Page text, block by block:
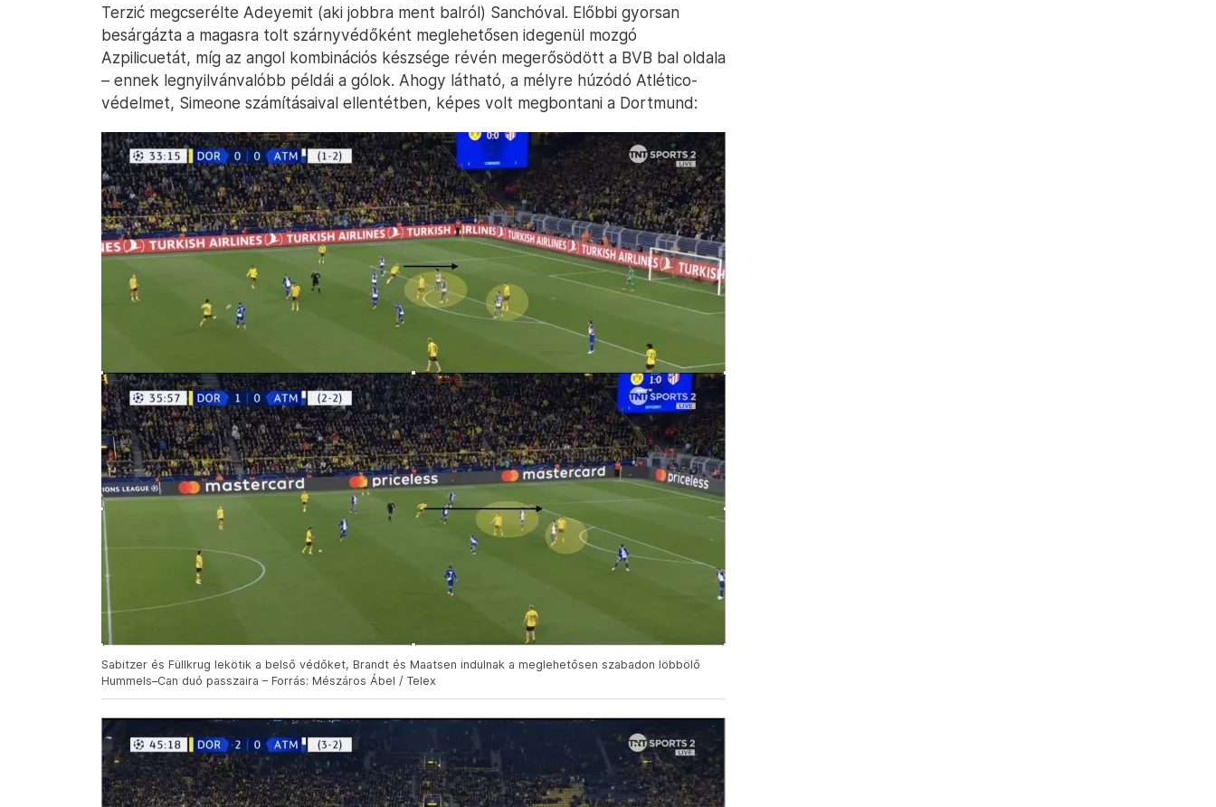
Terzić megcserélte Adeyemit (aki jobbra ment balról) Sanchóval. Előbbi gyorsan
besárgázta a magasra tolt szárnyvédőként meglehetősen idegenül mozgó
Azpilicuetát, míg az angol kombinációs készsége révén megerősödött a BVB bal oldala
– ennek legnyilvánvalóbb példái a gólok. Ahogy látható, a mélyre húzódó Atlético-
védelmet, Simeone számításaival ellentétben, képes volt megbontani a Dortmund:
Sabitzer és Füllkrug lekötik a belső védőket, Brandt és Maatsen indulnak a meglehetősen szabadon löbbölő
Hummels–Can duó passzaira – Forrás: Mészáros Ábel / Telex